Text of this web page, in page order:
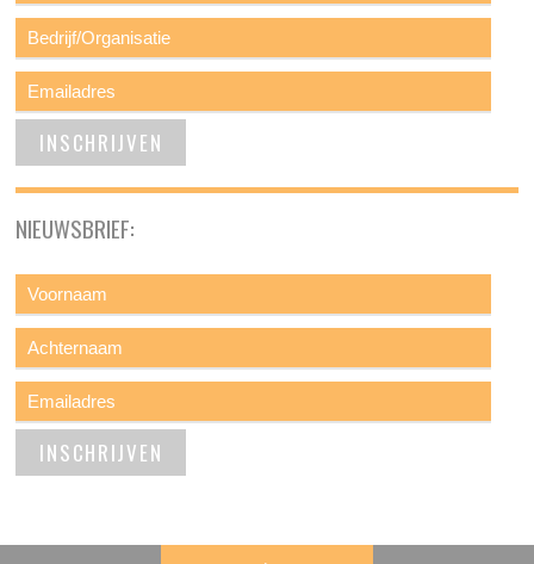
NIEUWSBRIEF: